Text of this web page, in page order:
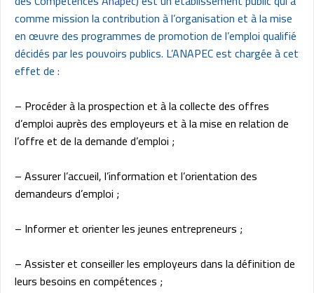
comme mission la contribution à l’organisation et à la mise
en œuvre des programmes de promotion de l’emploi qualifié
décidés par les pouvoirs publics. L’ANAPEC est chargée à cet
effet de :
– Procéder à la prospection et à la collecte des offres
d’emploi auprès des employeurs et à la mise en relation de
l’offre et de la demande d’emploi ;
– Assurer l’accueil, l’information et l’orientation des
demandeurs d’emploi ;
– Informer et orienter les jeunes entrepreneurs ;
– Assister et conseiller les employeurs dans la définition de
leurs besoins en compétences ;